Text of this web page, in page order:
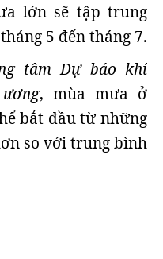
lớn sẽ tập trung
5 đến tháng 7.
tâm Dự báo khí
, mùa mưa ở
bắt đầu từ những
so với trung bình